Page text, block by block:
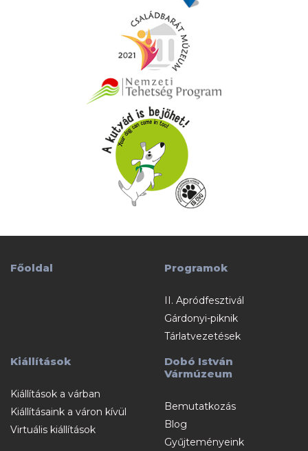
Főoldal Programok
II. Apródfesztivál
Gárdonyi-piknik
Tárlatvezetések
Kiállítások
Kiállítások a várban
Kiállításaink a váron kívül
Virtuális kiállítások
Dobó István
Vármúzeum
Bemutatkozás
Blog
Gyűjteményeink